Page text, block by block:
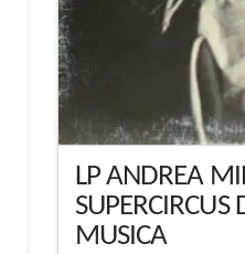
LP ANDREA
SUPERCIRCUS
MUSICA